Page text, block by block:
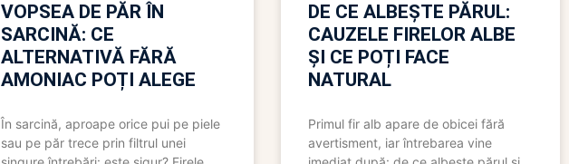
VOPSEA DE PĂR ÎN
SARCINĂ: CE
ALTERNATIVĂ FĂRĂ
AMONIAC POȚI ALEGE
În sarcină, aproape orice pui pe piele
sau pe păr trece prin filtrul unei
DE CE ALBEȘTE PĂRUL:
CAUZELE FIRELOR ALBE
ȘI CE POȚI FACE
NATURAL
Primul fir alb apare de obicei fără
avertisment, iar întrebarea vine